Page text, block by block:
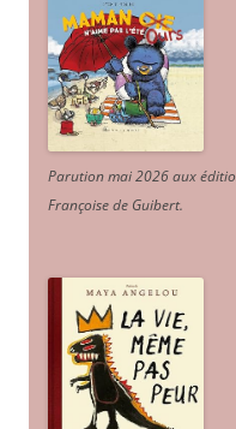
Parution mai 2026 aux
Françoise de Guibert.